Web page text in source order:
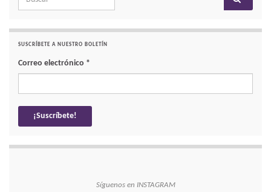
SUSCRÍBETE A NUESTRO BOLETÍN
Correo electrónico *
Síguenos en INSTAGRAM